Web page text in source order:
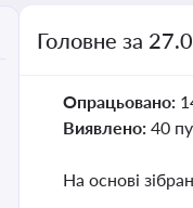
Головне за
Опрацьовано:
Виявлено: 40
На основі